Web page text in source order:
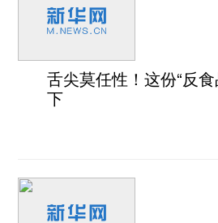
舌尖莫任性！这份“反
下